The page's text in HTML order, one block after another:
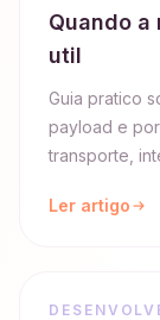
Quando a
util
Guia pratico
payload e
transporte,
Ler artigo